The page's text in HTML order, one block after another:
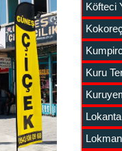
Köfteci
Kuru